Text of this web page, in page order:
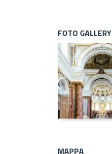
FOTO GALLERY
MAPPA